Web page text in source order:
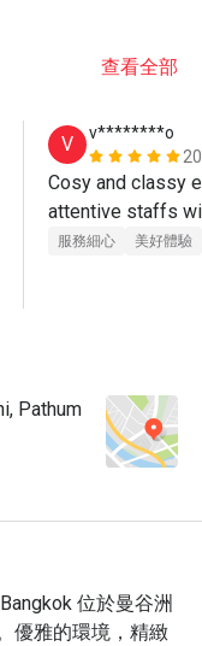
查看全部
V
v********o
Cosy and classy
attentive staffs
and clear
服務細心 美好體驗
Pathum
位於曼谷洲
優雅的環境，精緻